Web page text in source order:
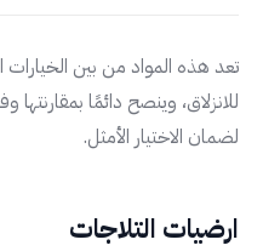
تعد هذه المواد من بين الخيارات
للانزلاق، وينصح دائمًا
لضمان الاختيار الأمثل.
ارضيات التلاجات